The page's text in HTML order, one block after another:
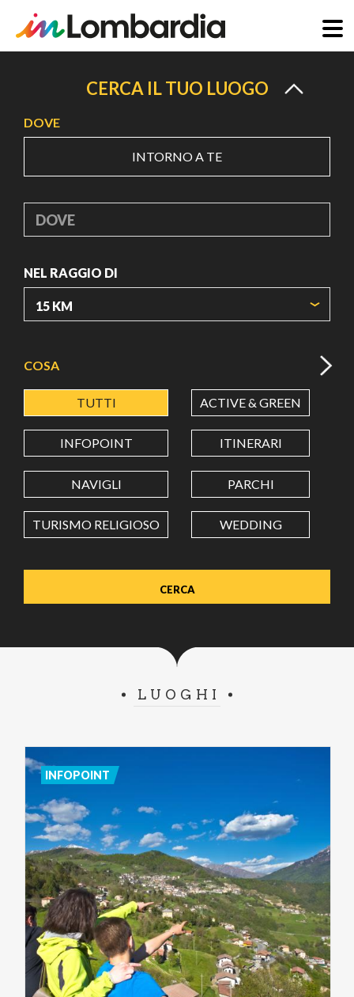
principale
CERCA IL TUO LUOGO
DOVE
INTORNO A TE
DOVE
NEL RAGGIO DI
LATITUDINE
LONGITUDINE
Value in decimal degrees. Use dot (.) as decimal separator.
COSA
TUTTI ACTIVE & GREEN
INFOPOINT ITINERARI
NAVIGLI PARCHI
TURISMO RELIGIOSO WEDDING
LUOGHI
INFOPOINT